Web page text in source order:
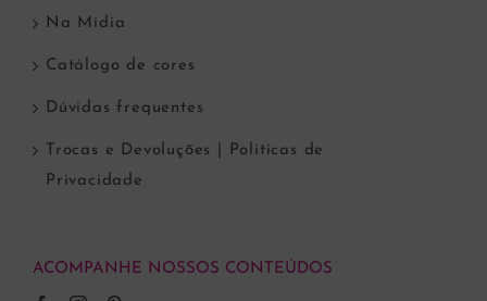
Na Mídia
Catálogo de cores
Dúvidas frequentes
Trocas e Devoluções | Políticas de
Privacidade
ACOMPANHE NOSSOS CONTEÚDOS